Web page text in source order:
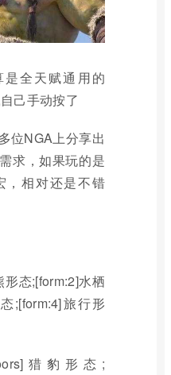
全天赋通用的
己手动按了
位NGA上分享出
求，如果玩的是
，相对还是不错
态;[form:2]水栖
;[form:4]旅行形
猎豹形态;